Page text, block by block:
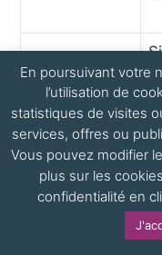
Droit de
retirer son
consentement
En poursuivant votre
l’utilisation de
statistiques de visites
services, offres ou
Vous pouvez modifier
plus sur les
confidentialité en